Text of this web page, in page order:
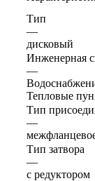
Тип
—
дисковый
Инженерная
—
Тепловые
Тип
—
Тип затвора
—
с редуктором